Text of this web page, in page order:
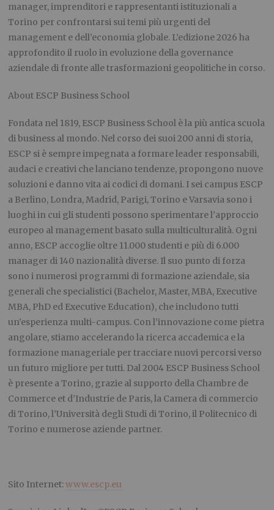
manager, imprenditori e rappresentanti istituzionali a
Torino per confrontarsi sui temi più urgenti del
management e dell’economia globale. L’edizione 2026 ha
approfondito il ruolo in evoluzione della governance
aziendale di fronte alle trasformazioni geopolitiche in corso.
About ESCP Business School
Fondata nel 1819, ESCP Business School è la più antica scuola
di business al mondo. Nel corso dei suoi 200 anni di storia,
ESCP si è sempre impegnata a formare leader responsabili,
audaci e creativi che lanciano tendenze, propongono nuove
soluzioni e danno vita ai codici di domani. I sei campus ESCP
a Berlino, Londra, Madrid, Parigi, Torino e Varsavia sono i
luoghi in cui gli studenti possono sperimentare l’approccio
europeo al management basato sulla multiculturalità. Ogni
anno, ESCP accoglie oltre 11.000 studenti e più di 6.000
manager di 140 nazionalità diverse. Il suo punto di forza
sono i numerosi programmi di formazione aziendale, sia
generali che specialistici (Bachelor, Master, MBA, Executive
MBA, PhD ed Executive Education), che includono tutti
un’esperienza multi-campus. Con l’innovazione come pietra
angolare, stiamo accelerando la ricerca accademica e la
formazione manageriale per tracciare nuovi percorsi verso
un futuro migliore per tutti. Dal 2004 ESCP Business School
è presente a Torino, grazie al supporto della Chambre de
Commerce et d’Industrie de Paris, la Camera di commercio
di Torino, l’Università degli Studi di Torino, il Politecnico di
Torino e numerose aziende partner.
Sito Internet:www.escp.eu